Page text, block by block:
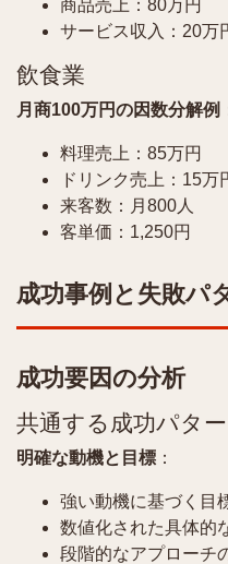
商品売上：80万円
サービス収入：20万
飲食業
月商100万円の因数分解例
料理売上：85万円
ドリンク売上：15万
来客数：月800人
客単価：1,250円
成功事例と失敗パ
成功要因の分析
共通する成功パタ
明確な動機と目標 ：
強い動機に基づく目
数値化された具体的
段階的なアプローチ